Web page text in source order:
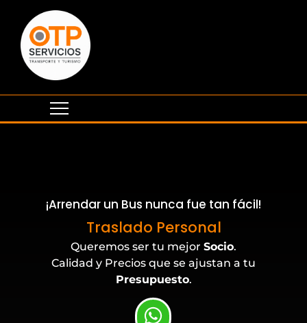
¡Arrendar un Bus nunca fue tan fácil!
Traslado Personal
Eventos Corporativos
Queremos ser tu mejor Socio.
Calidad y Precios que se ajustan a tu
Presupuesto.